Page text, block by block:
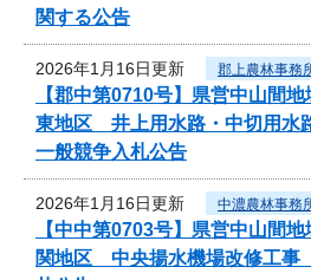
関する公告
2026年1月16日更新 郡上農林事務
【郡中第0710号】県営中山間
東地区 井上用水路・中切用水
一般競争入札公告
2026年1月16日更新 中濃農林事務
【中中第0703号】県営中山間
関地区 中央揚水機場改修工事